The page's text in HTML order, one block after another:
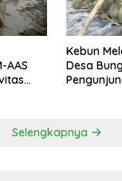
AAS
Kebun
Desa
Selengkapnya